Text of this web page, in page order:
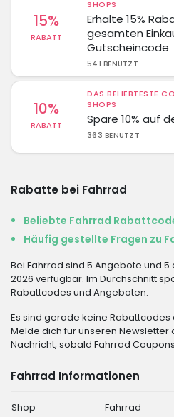
15%
RABATT
SHOPS
Erhalte 15%
gesamten
Gutscheincode
541 BENUTZT
10%
RABATT
DAS BELIEBTESTE
SHOPS
Spare 10% auf
363 BENUTZT
Rabatte bei Fahrrad
Beliebte Fahrrad
Häufig gestellte Fragen zu
Bei Fahrrad sind 5 Angebote und
2026 verfügbar. Im Durchschnitt
Rabattcodes und Angeboten.
Es sind gerade keine
Melde dich für unseren Newsletter
Nachricht, sobald Fahrrad
Fahrrad Informationen
Shop
Fahrrad